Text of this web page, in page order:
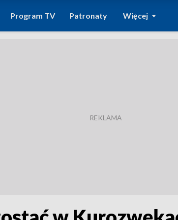
Program TV Patronaty Więcej